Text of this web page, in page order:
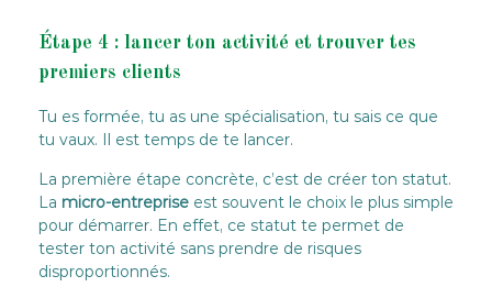
Étape 4 : lancer ton activité et trouver tes
premiers clients
Tu es formée, tu as une spécialisation, tu sais ce que
tu vaux. Il est temps de te lancer.
La première étape concrète, c’est de créer ton statut.
La micro-entreprise est souvent le choix le plus simple
pour démarrer. En effet, ce statut te permet de
tester ton activité sans prendre de risques
disproportionnés.